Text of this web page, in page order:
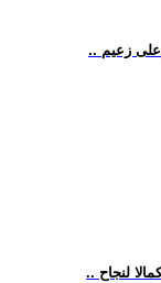
على زعيم
لنجاح